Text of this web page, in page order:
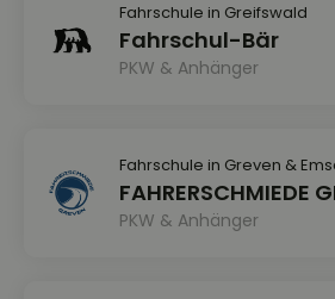
Fahrschule in Greifswald
Fahrschul-Bär
PKW & Anhänger
Fahrschule in Greven &
FAHRERSCHMIEDE
PKW & Anhänger